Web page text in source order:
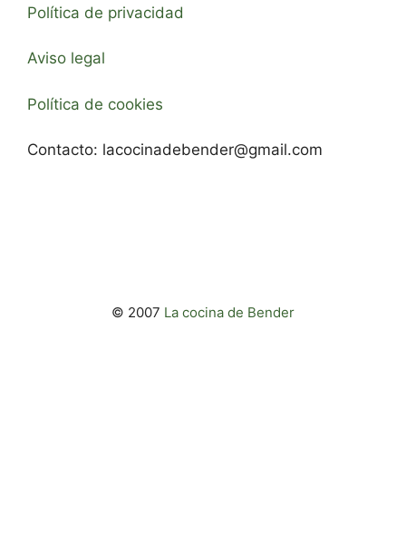
Política de privacidad
Aviso legal
Política de cookies
Contacto: lacocinadebender@gmail.com
© 2007 La cocina de Bender